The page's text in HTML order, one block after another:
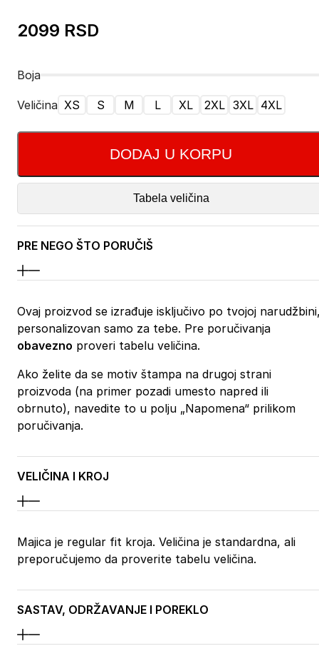
2099 RSD
Boja
Veličina XS S M L XL 2XL 3XL 4XL
DODAJ U KORPU
Tabela veličina
PRE NEGO ŠTO PORUČIŠ
Ovaj proizvod se izrađuje isključivo po tvojoj
personalizovan samo za tebe. Pre poručivanja
obavezno proveri tabelu veličina.
Ako želite da se motiv štampa na drugoj strani
proizvoda (na primer pozadi umesto napred ili
obrnuto), navedite to u polju „Napomena“ prilikom
poručivanja.
VELIČINA I KROJ
Majica je regular fit kroja. Veličina je standardna, ali
preporučujemo da proverite tabelu veličina.
SASTAV, ODRŽAVANJE I POREKLO